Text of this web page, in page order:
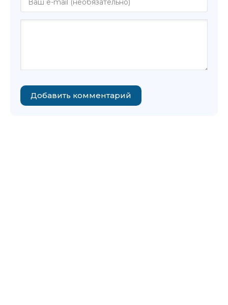
Добавить комментарий